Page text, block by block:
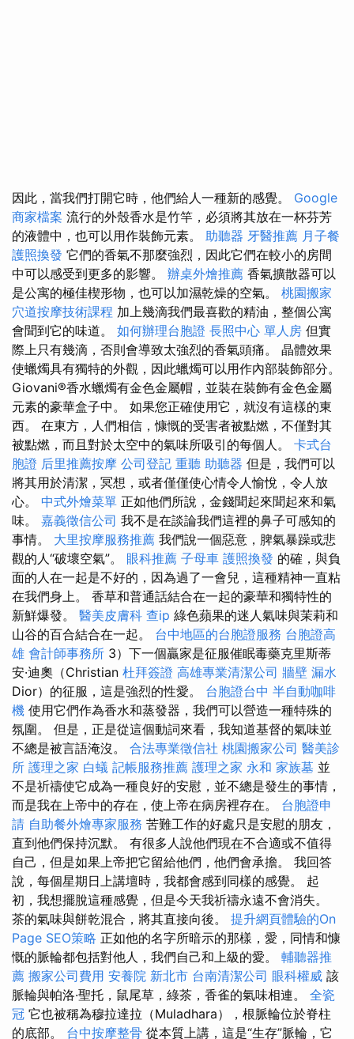
因此，當我們打開它時，他們給人一種新的感覺。 Google
商家檔案 流行的外殼香水是竹竿，必須將其放在一杯芬芳
的液體中，也可以用作裝飾元素。 助聽器 牙醫推薦 月子餐
護照換發 它們的香氣不那麼強烈，因此它們在較小的房間
中可以感受到更多的影響。 辦桌外燴推薦 香氣擴散器可以
是公寓的極佳楔形物，也可以加濕乾燥的空氣。 桃園搬家
穴道按摩技術課程 加上幾滴我們最喜歡的精油，整個公寓
會聞到它的味道。 如何辦理台胞證 長照中心 單人房 但實
際上只有幾滴，否則會導致太強烈的香氣頭痛。 晶體效果
使蠟燭具有獨特的外觀，因此蠟燭可以用作內部裝飾部分。
Giovani®香水蠟燭有金色金屬帽，並裝在裝飾有金色金屬
元素的豪華盒子中。 如果您正確使用它，就沒有這樣的東
西。 在東方，人們相信，慷慨的受害者被點燃，不僅對其
被點燃，而且對於太空中的氣味所吸引的每個人。 卡式台
胞證 后里推薦按摩 公司登記 重聽 助聽器 但是，我們可以
將其用於清潔，冥想，或者僅僅使心情令人愉悅，令人放
心。 中式外燴菜單 正如他們所說，金錢聞起來聞起來和氣
味。 嘉義徵信公司 我不是在談論我們這裡的鼻子可感知的
事情。 大里按摩服務推薦 我們說一個惡意，脾氣暴躁或悲
觀的人“破壞空氣”。 眼科推薦 子母車 護照換發 的確，與負
面的人在一起是不好的，因為過了一會兒，這種精神一直粘
在我們身上。 香草和普通話結合在一起的豪華和獨特性的
新鮮爆發。 醫美皮膚科 查ip 綠色蘋果的迷人氣味與茉莉和
山谷的百合結合在一起。 台中地區的台胞證服務 台胞證高
雄 會計師事務所 3）下一個贏家是征服催眠毒藥克里斯蒂
安·迪奧（Christian 杜拜簽證 高雄專業清潔公司 牆壁 漏水
Dior）的征服，這是強烈的性愛。 台胞證台中 半自動咖啡
機 使用它們作為香水和蒸發器，我們可以營造一種特殊的
氛圍。 但是，正是從這個動詞來看，我知道基督的氣味並
不總是被言語淹沒。 合法專業徵信社 桃園搬家公司 醫美診
所 護理之家 白蟻 記帳服務推薦 護理之家 永和 家族墓 並
不是祈禱使它成為一種良好的安慰，並不總是發生的事情，
而是我在上帝中的存在，使上帝在病房裡存在。 台胞證申
請 自助餐外燴專家服務 苦難工作的好處只是安慰的朋友，
直到他們保持沉默。 有很多人說他們現在不合適或不值得
自己，但是如果上帝把它留給他們，他們會承擔。 我回答
說，每個星期日上講壇時，我都會感到同樣的感覺。 起
初，我想擺脫這種感覺，但是今天我祈禱永遠不會消失。
茶的氣味與餅乾混合，將其直接向後。 提升網頁體驗的On
Page SEO策略 正如他的名字所暗示的那樣，愛，同情和慷
慨的脈輪都包括對他人，我們自己和上級的愛。 輔聽器推
薦 搬家公司費用 安養院 新北市 台南清潔公司 眼科權威 該
脈輪與帕洛·聖托，鼠尾草，綠茶，香雀的氣味相連。 全瓷
冠 它也被稱為穆拉達拉（Muladhara），根脈輪位於脊柱
的底部。 台中按摩整骨 從本質上講，這是“生存”脈輪，它